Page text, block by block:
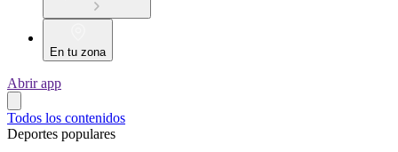
En tu zona
Abrir app
Todos los contenidos
Deportes populares